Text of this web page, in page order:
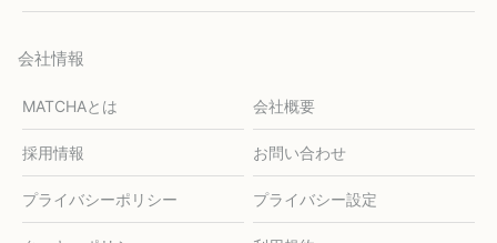
会社情報
MATCHAとは 会社概要
採用情報 お問い合わせ
プライバシーポリシー プライバシー設定